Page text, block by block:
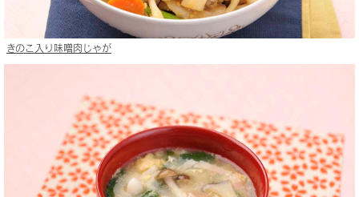
きのこ入り味噌肉じゃが